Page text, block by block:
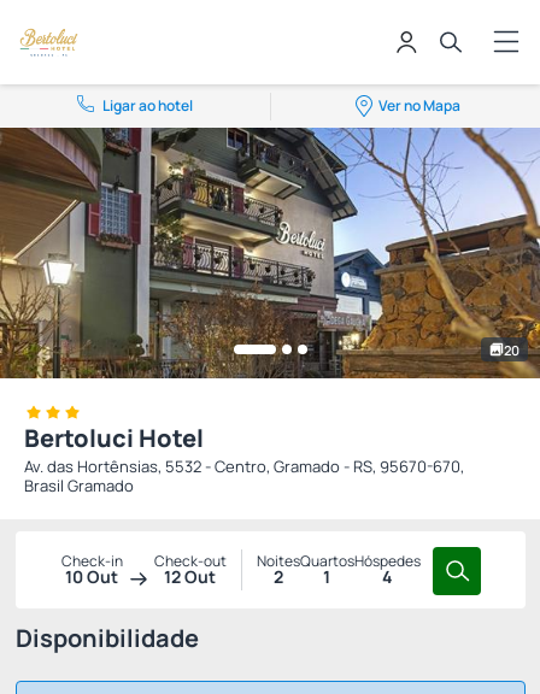
Ligar ao hotel Ver no Mapa
20
Bertoluci Hotel
Av. das Hortênsias, 5532 - Centro, Gramado - RS, 95670-670,
Brasil Gramado
Check-in
10 Out
Check-out
12 Out
Noites
2
Quartos
1
Hóspedes
4
Disponibilidade